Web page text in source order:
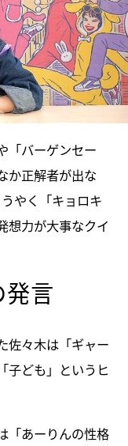
「バーゲンセー
か正解者が出な
やく「キョロキ
想力が大事なクイ
言
佐々木は「ギャー
子ども」というヒ
「あーりんの性格